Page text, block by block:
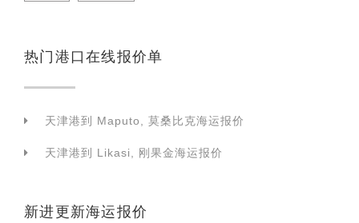
热门港口在线报价单
天津港到 Maputo, 莫桑比克海运报价
天津港到 Likasi, 刚果金海运报价
新进更新海运报价